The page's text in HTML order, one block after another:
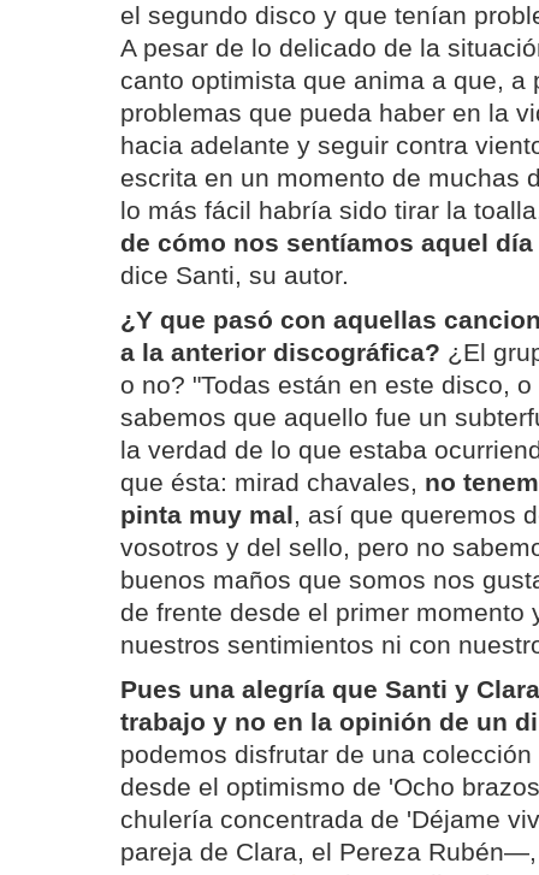
el segundo disco y que tenían
A pesar de lo delicado de la
canto optimista que anima a que, a
problemas que pueda haber en la
hacia adelante y seguir contra
escrita en un momento de muchas
lo más fácil habría sido tirar la
de cómo nos sentíamos aquel
dice Santi, su autor.
¿Y que pasó con aquellas
a la anterior discográfica? ¿El
o no? "Todas están en este disco,
sabemos que aquello fue un
la verdad de lo que estaba
que ésta: mirad chavales, no
pinta muy mal, así que queremos
vosotros y del sello, pero no
buenos maños que somos nos
de frente desde el primer momento
nuestros sentimientos ni con
Pues una alegría que Santi y
trabajo y no en la opinión de un
podemos disfrutar de una
desde el optimismo de 'Ocho
chulería concentrada de 'Déjame
pareja de Clara, el Pereza